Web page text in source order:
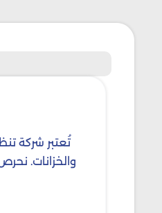
تُعتبر شركة